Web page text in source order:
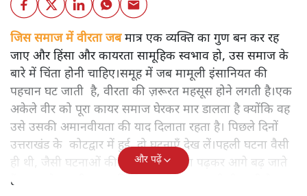
जिस समाज में वीरता जबमात्र एक व्यक्ति का गुण बन कर रह
जाए और हिंसा और कायरता सामूहिक स्वभाव हो, उस समाज के
बारे में चिंता होनी चाहिए।समूह में जब मामूली इंसानियत की
पहचान घट जाती है, वीरता की ज़रूरत महसूस होने लगती है।एक
अकेले वीर को पूरा कायर समाज घेरकर मार डालता है क्योंकि वह
उसे उसकी अमानवीयता की याद दिलाता रहता है। पिछले दिनों
उत्तराखंड के कोटद्वार में हुई दो घटनाएँ देख लें।पहली घटना वैसी
ही थी, जैसी घटनाओं की खबर हम रोज़ाना पढ़कर आगे बढ़ जाते
हैं।भारत के तक़रीबन हर हिस्से से ऐसी खबर आती ही रहती है।
और पढ़ें